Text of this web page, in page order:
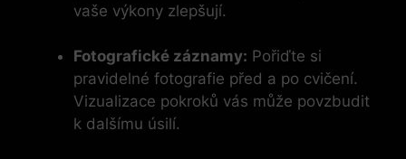
vaše výkony zlepšují.
Fotografické záznamy: Pořiďte si
pravidelné fotografie před a po cvičení.
Vizualizace pokroků vás může povzbudit
k dalšímu úsilí.